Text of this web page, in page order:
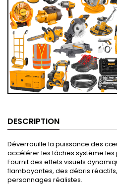
DESCRIPTION
Déverrouille la puissance des
accélérer les tâches système les
Fournit des effets visuels
flamboyantes, des débris
personnages réalistes.